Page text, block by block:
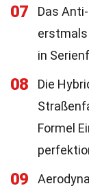
07
Das
erstmals
in
08
Die
Formel
09